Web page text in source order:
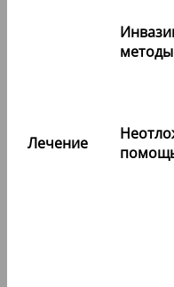
методы
Лечение